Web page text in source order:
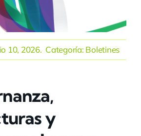
10, 2026. Categoría: Boletines
y